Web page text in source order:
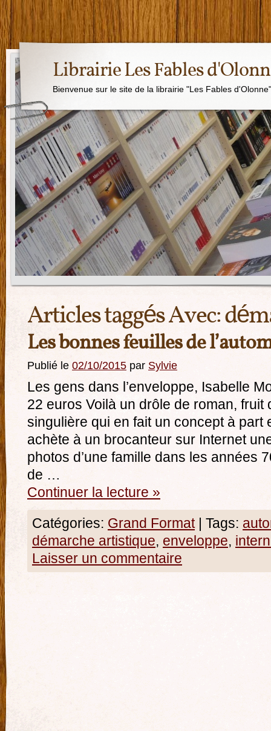
Librairie Les Fables
Bienvenue sur le site de la librairie "Les Fables
Articles taggés Avec:
Les bonnes feuilles de
Publié le 02/10/2015 par Sylvie
Les gens dans l’enveloppe, Isabelle
22 euros Voilà un drôle de roman, fruit
singulière qui en fait un concept à part
achète à un brocanteur sur Internet
photos d’une famille dans les années
de …
Continuer la lecture »
Catégories: Grand Format | Tags:
démarche artistique, enveloppe,
Laisser un commentaire